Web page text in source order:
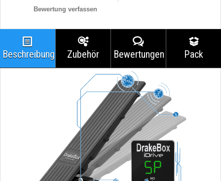
Bewertung verfassen
Beschreibung Zubehör Bewertungen Pack